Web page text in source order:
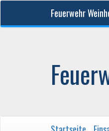
Feuerwehr